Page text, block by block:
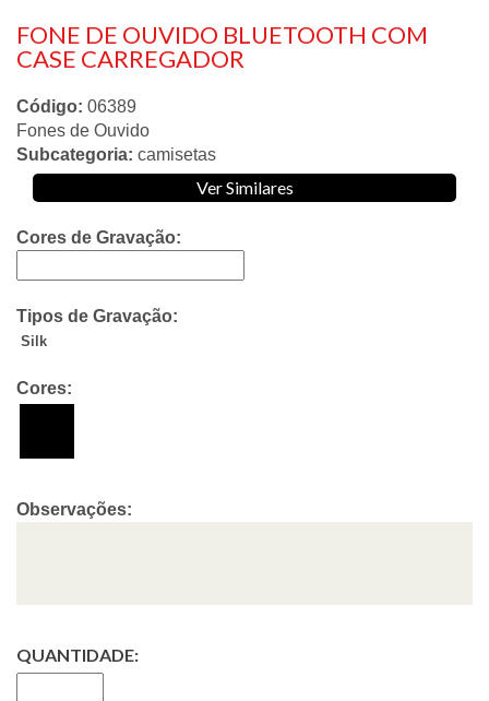
FONE DE OUVIDO BLUETOOTH COM
CASE CARREGADOR
Código: 06389
Fones de Ouvido
Subcategoria: camisetas
Ver Similares
Cores de Gravação:
Tipos de Gravação:
Silk
Cores:
Observações:
QUANTIDADE: